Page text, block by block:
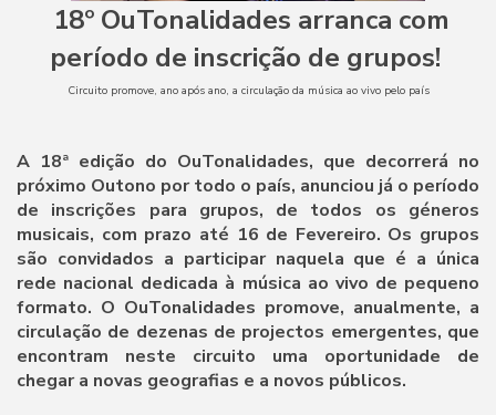
18º OuTonalidades arranca com
período de inscrição de grupos!
Circuito promove, ano após ano, a circulação da música ao vivo pelo país
A 18ª edição do OuTonalidades, que decorrerá no
próximo Outono por todo o país, anunciou já o período
de inscrições para grupos, de todos os géneros
musicais, com prazo até 16 de Fevereiro. Os grupos
são convidados a participar naquela que é a única
rede nacional dedicada à música ao vivo de pequeno
formato. O OuTonalidades promove, anualmente, a
circulação de dezenas de projectos emergentes, que
encontram neste circuito uma oportunidade de
chegar a novas geografias e a novos públicos.